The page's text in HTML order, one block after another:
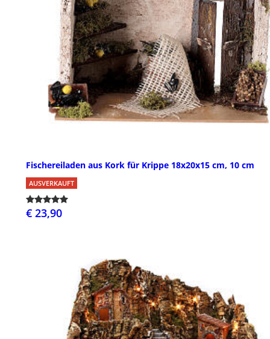
Fischereiladen aus Kork für Krippe 18x20x15 cm, 10 cm
AUSVERKAUFT
€ 23,90